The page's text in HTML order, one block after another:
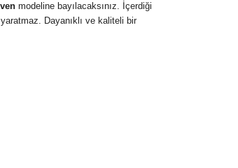
modeline bayılacaksınız. İçerdiği
Dayanıklı ve kaliteli bir